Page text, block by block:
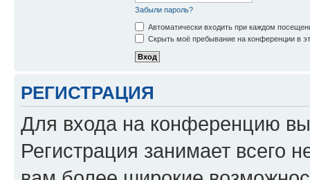
Забыли пароль?
Автоматически входить при каждом
Скрыть моё пребывание на конференции в
РЕГИСТРАЦИЯ
Для входа на конференцию
Регистрация занимает всего